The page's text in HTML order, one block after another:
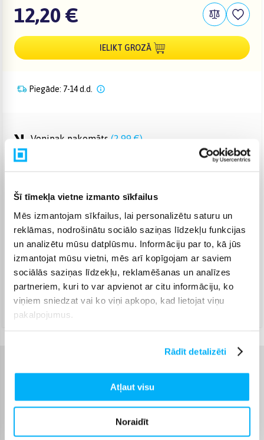
Šī tīmekļa vietne izmanto sīkfailus
Mēs izmantojam sīkfailus, lai personalizētu saturu un
reklāmas, nodrošinātu sociālo saziņas līdzekļu funkcijas
un analizētu mūsu datplūsmu. Informāciju par to, kā jūs
izmantojat mūsu vietni, mēs arī kopīgojam ar saviem
sociālās saziņas līdzekļu, reklamēšanas un analīzes
partneriem, kuri to var apvienot ar citu informāciju, ko
viņiem sniedzat vai ko viņi apkopo, kad lietojat viņu
pakalpojumus.
Rādīt detalizēti
Atļaut visu
Noraidīt
12,20 €
IELIKT GROZĀ
Piegāde: 7-14 d.d.
Venipak pakomāts (2,99 €)
Augusts 18d. - Augusts 26d.
Smartposti pakomāts 2,99 €
Augusts 18d. - Augusts 26d.
DPD pakomāts (4,99 €)
Augusts 18d. - Augusts 26d.
DPD kurjers (4,99 €)
Augusts 18d. - Augusts 27d.
Raksturlielumi
Ražotājs Maybelline
Maybelline New York ir